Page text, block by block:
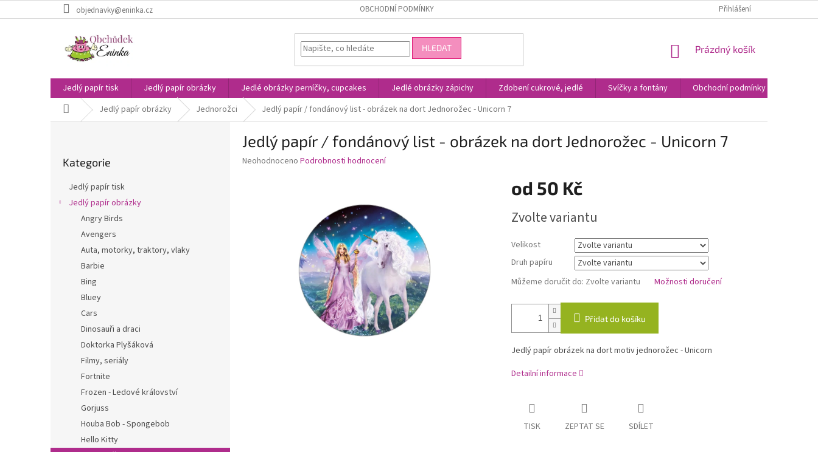
na
objednavky@eninka.cz OBCHODNÍ PODMÍNKY Přihlášení
HLEDAT
NÁKUPNÍ
Prázdný košík
Jedlý papír tisk Jedlý papír obrázky Jedlé obrázky perníčky, cupcakes Jedlé obrázky zápichy Zdobení cukrové, jedlé Svíčky a fontány Obchodní podmínky
Domů Jedlý papír obrázky Jednorožci Jedlý papír / fondánový list - obrázek na dort Jednorožec - Unicorn 7
kategorie
Kategorie
Jedlý papír tisk
Jedlý papír obrázky
Angry Birds
Avengers
Auta, motorky, traktory, vlaky
Barbie
Bing
Bluey
Cars
Dinosauři a draci
Doktorka Plyšáková
Filmy, seriály
Fortnite
Frozen - Ledové království
Gorjuss
Houba Bob - Spongebob
Hello Kitty
Jedlý papír / fondánový list - obrázek na dort Jednorožec - Unicorn 7
Průměrné
Neohodnoceno Podrobnosti hodnocení
od 50 Kč
cena:
Zvolte variantu
Velikost
Druh papíru
Můžeme doručit do: Zvolte variantu Možnosti doručení
Přidat do košíku
Jedlý papír obrázek na dort motiv jednorožec - Unicorn
Detailní informace
TISK ZEPTAT SE SDÍLET